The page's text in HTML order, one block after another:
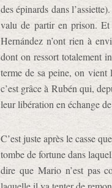
des épinards dans
valu de partir en prison. Et
Hernández n’ont rien à
dont on ressort totalement
terme de sa peine, on
c’est grâce à Rubén qui,
leur libération en échange
C’est juste après le casse
tombe de fortune dans
dire que Mario n’est pas